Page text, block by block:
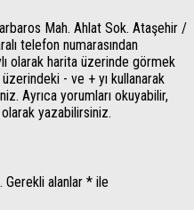
Mah. Ahlat Sok. Ataşehir /
telefon numarasından
olarak harita üzerinde görmek
- ve + yı kullanarak
Ayrıca yorumları okuyabilir,
yazabilirsiniz.
Gerekli alanlar * ile